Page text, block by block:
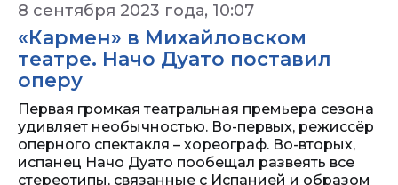
8 сентября 2023 года, 10:07
«Кармен» в Михайловском
театре. Начо Дуато поставил
оперу
Первая громкая театральная премьера сезона
удивляет необычностью. Во-первых, режиссёр
оперного спектакля – хореограф. Во-вторых,
испанец Начо Дуато пообещал развеять все
стереотипы, связанные с Испанией и образом